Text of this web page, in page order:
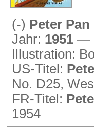
(-) Peter
Jahr: 1951 —
Illustration:
US-Titel:
No. D25,
FR-Titel:
1954